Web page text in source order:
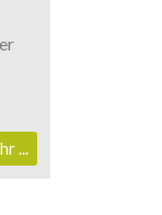
...